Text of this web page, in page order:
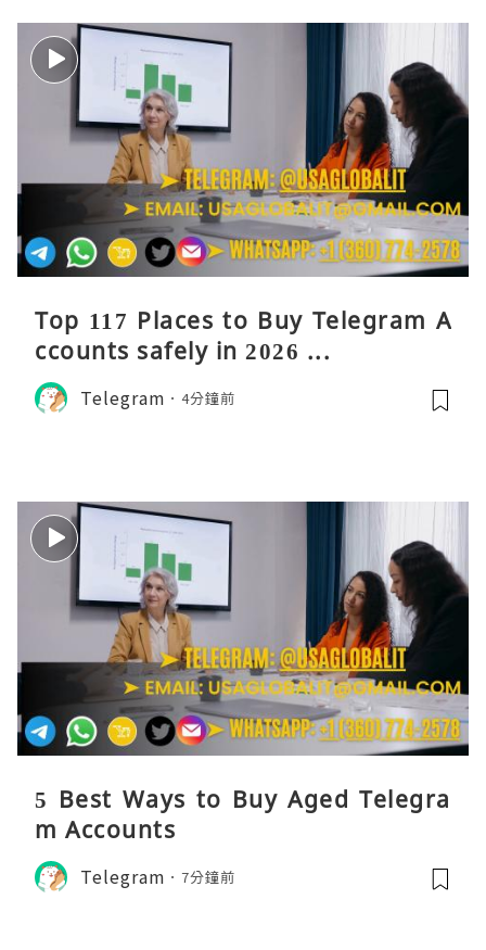
Top 117 Places to Buy Telegram A
ccounts safely in 2026 ...
Telegram 4分鐘前
5 Best Ways to Buy Aged Telegra
m Accounts
Telegram 7分鐘前